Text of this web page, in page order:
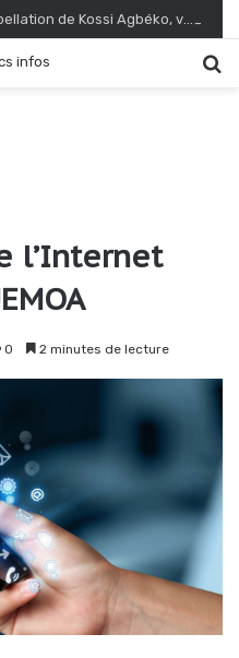
Togo : le PPT dénonce l’interpellation de Kossi Agbéko, vendeur de journaux à Lomé
l’Internet
0 2 minutes de lecture